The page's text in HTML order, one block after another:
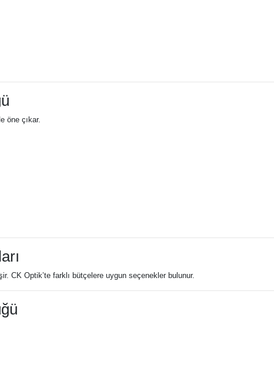
öne çıkar.
CK Optik’te farklı bütçelere uygun seçenekler bulunur.